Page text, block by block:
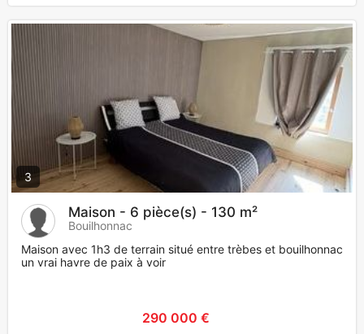
3
Maison - 6 pièce(s) - 130 m²
Bouilhonnac
Maison avec 1h3 de terrain situé entre trèbes et bouilhonnac
un vrai havre de paix à voir
290 000 €